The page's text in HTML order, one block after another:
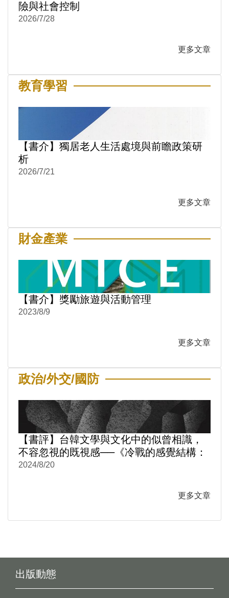
險與社會控制
2026/7/28
更多文章
教育學習
【書介】獨居老人生活處境與前瞻政策研
析
2026/7/21
更多文章
財金產業
【書介】獎勵旅遊與活動管理
2023/8/9
更多文章
政治/外交/國防
【書評】台韓文學與文化中的似曾相識，
不容忽視的既視感──《冷戰的感覺結構：
台韓文學與文化中的性別與情感政治1950-
2024/8/20
更多文章
出版動態